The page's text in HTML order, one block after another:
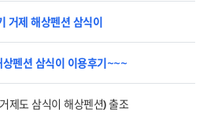
제 해상펜션 삼식이
펜션 삼식이 이용후기~~~
도 삼식이 해상펜션) 출조